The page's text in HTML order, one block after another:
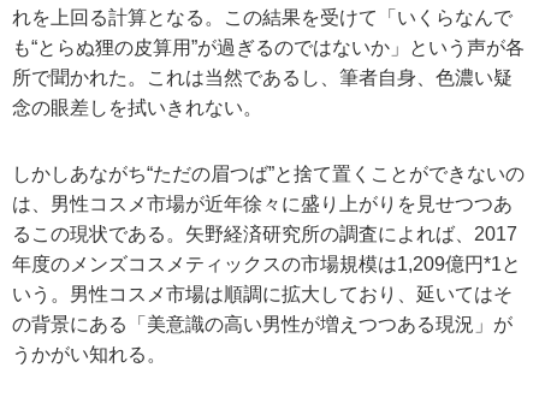
れを上回る計算となる。この結果を受けて「いくらなんで
も“とらぬ狸の皮算用”が過ぎるのではないか」という声が各
所で聞かれた。これは当然であるし、筆者自身、色濃い疑
念の眼差しを拭いきれない。
しかしあながち“ただの眉つば”と捨て置くことができないの
は、男性コスメ市場が近年徐々に盛り上がりを見せつつあ
るこの現状である。矢野経済研究所の調査によれば、2017
年度のメンズコスメティックスの市場規模は1,209億円*1と
いう。男性コスメ市場は順調に拡大しており、延いてはそ
の背景にある「美意識の高い男性が増えつつある現況」が
うかがい知れる。